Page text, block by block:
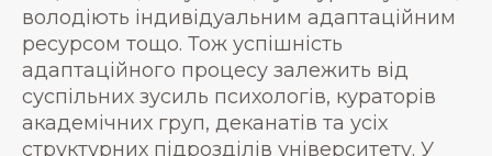
володіють індивідуальним адаптаційним
ресурсом тощо. Тож успішність
адаптаційного процесу залежить від
суспільних зусиль психологів, кураторів
академічних груп, деканатів та усіх
структурних підрозділів університету. У